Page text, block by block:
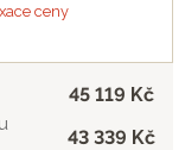
ceny
45 119 Kč
43 339 Kč